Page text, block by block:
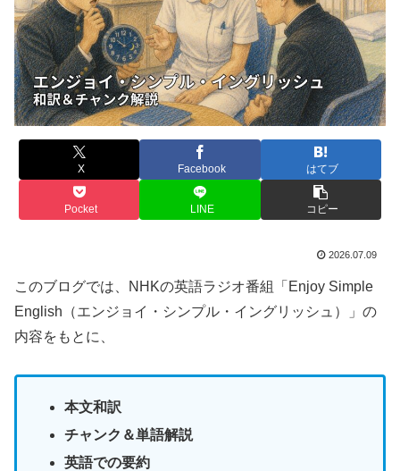
X Facebook はてブ
Pocket LINE コピー
2026.07.09
このブログでは、NHKの英語ラジオ番組「Enjoy Simple
English（エンジョイ・シンプル・イングリッシュ）」の
内容をもとに、
本文和訳
チャンク＆単語解説
英語での要約